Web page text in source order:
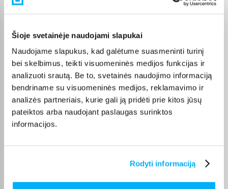
Šioje svetainėje naudojami slapukai
Naudojame slapukus, kad galėtume suasmeninti turinį
bei skelbimus, teikti visuomeninės medijos funkcijas ir
analizuoti srautą. Be to, svetainės naudojimo informaciją
bendriname su visuomeninės medijos, reklamavimo ir
analizės partneriais, kurie gali ją pridėti prie kitos jūsų
pateiktos arba naudojant paslaugas surinktos
informacijos.
Rodyti informaciją
taikomus specialius pasiūlymus.
pasiūlymus ir patogiai palyginti Netex prekes tarpusavyje.
informaciją ir prekės aprašymą, kad galėtumėte priimti patogų
ir apgalvotą sprendimą.
Palyginkite Netex prekes BIGBOX.LT ir išsirinkite tinkamiausią
DUK
esantys produktai šiuo metu populiariausi?